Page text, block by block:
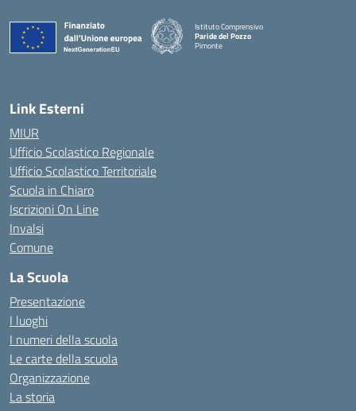
Istituto Comprensivo
Paride del Pozzo
Pimonte
Link Esterni
MIUR
Ufficio Scolastico Regionale
Ufficio Scolastico Territoriale
Scuola in Chiaro
Iscrizioni On Line
Invalsi
Comune
La Scuola
Presentazione
I luoghi
I numeri della scuola
Le carte della scuola
Organizzazione
La storia